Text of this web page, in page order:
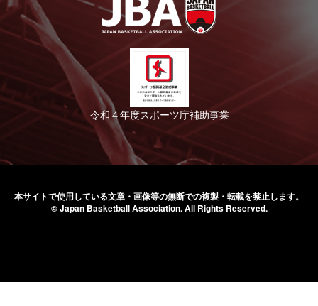
令和４年度スポーツ庁補助事業
本サイトで使用している文章・画像等の無断での複製・転載を禁止します。
© Japan Basketball Association.All Rights Reserved.